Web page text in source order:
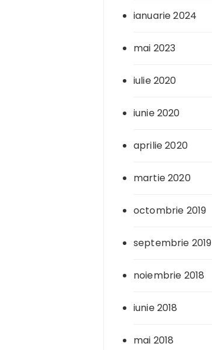
ianuarie 2024
mai 2023
iulie 2020
iunie 2020
aprilie 2020
martie 2020
octombrie 2019
septembrie 2019
noiembrie 2018
iunie 2018
mai 2018